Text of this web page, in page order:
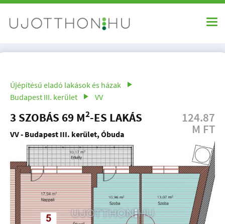
Újépítésű eladó lakások és házak
Budapest III. kerület
VV
3 SZOBÁS 69 M2-ES LAKÁS
VV - Budapest III. kerület, Óbuda
124.87
M FT